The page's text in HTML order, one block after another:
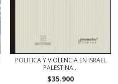
POLITICA Y VIOLENCIA EN ISRAEL
PALESTINA...
$35.900